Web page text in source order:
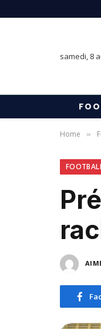
samedi, 8
Home »